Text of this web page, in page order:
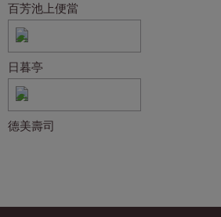
百芳池上便當
日暮亭
德美壽司